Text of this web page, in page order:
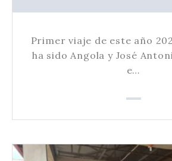
Primer viaje de este año
ha sido Angola y José
e…